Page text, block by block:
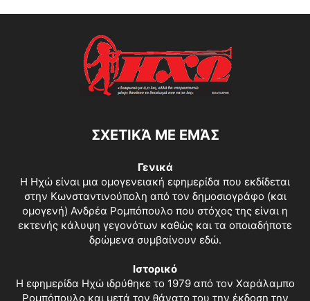
ΣΧΕΤΙΚΆ ΜΕ ΕΜΆΣ
Γενικά
Η Ηχώ είναι μια ομογενειακή εφημερίδα που εκδίδεται
στην Κωνσταντινούπολη από τον δημοσιογράφο (και
ομογενή) Ανδρέα Ρομπόπουλο που στόχος της είναι η
εκτενής κάλυψη γεγονότων καθώς και τα οποιαδήποτε
δρώμενα συμβαίνουν εδώ.
Ιστορικό
Η εφημερίδα Ηχώ ιδρύθηκε το 1979 από τον Χαράλαμπο
Ρομπόπουλο και μετά τον θάνατο του την έκδοση την